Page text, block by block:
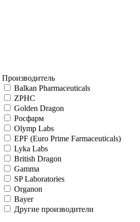
Производитель
Balkan Pharmaceuticals
ZPHC
Golden Dragon
Росфарм
Olymp Labs
EPF (Euro Prime Farmaceuticals)
Lyka Labs
British Dragon
Gamma
SP Laboratories
Organon
Bayer
Другие производители